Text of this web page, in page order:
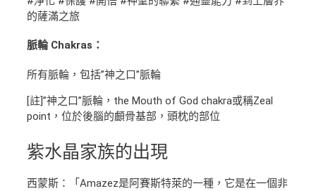
的薩滿之旅
脈輪 Chakras：
所有脈輪，包括”神之口”脈輪
[註]”神之口”脈輪，the Mouth of God chakra或稱Zeal
point，位於後腦的顱骨基部，頭枕的部位
紫水晶家族的出現
西蒙斯：「Amazez是阿賽斯特萊的一種，它是在一個非